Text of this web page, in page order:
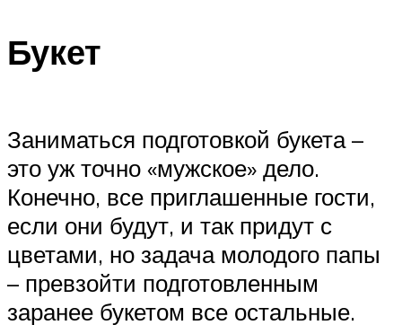
Букет
Заниматься подготовкой букета –
это уж точно «мужское» дело.
Конечно, все приглашенные гости,
если они будут, и так придут с
цветами, но задача молодого папы
– превзойти подготовленным
заранее букетом все остальные.